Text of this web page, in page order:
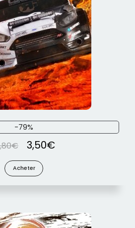
-79%
€ 3,50€
Acheter